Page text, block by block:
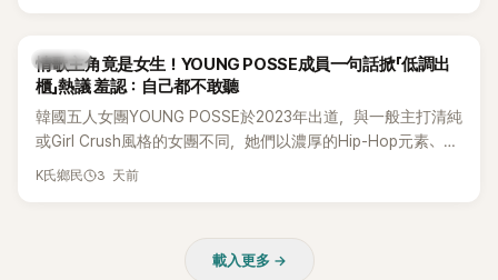
K-POP
情歌主角竟是女生！YOUNG POSSE成員一句話掀「低調出
櫃」熱議 羞認：自己都不敢聽
韓國五人女團YOUNG POSSE於2023年出道，與一般主打清純
或Girl Crush風格的女團不同，她們以濃厚的Hip-Hop元素、自
創Rap及成員親自參與創作為特色，MV也融入美式街頭、塗
K氏鄉民 3 天前
載入更多 →